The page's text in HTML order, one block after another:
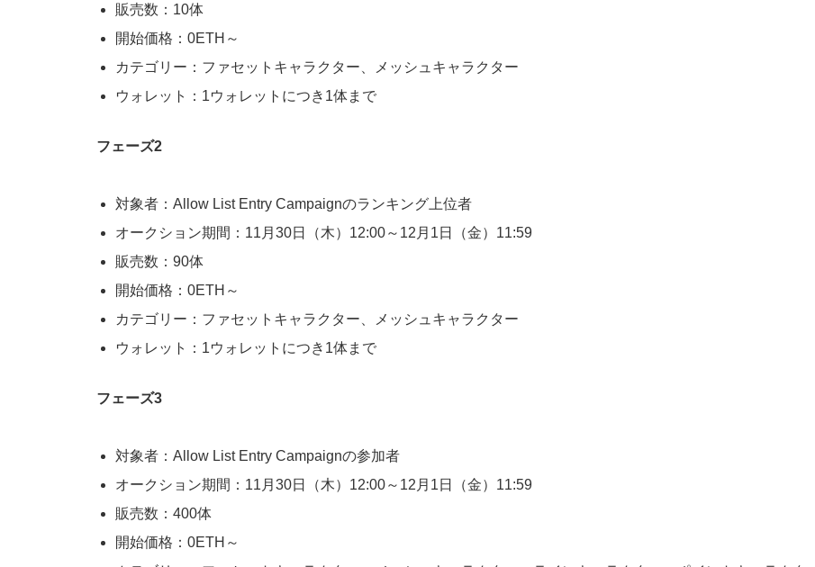
販売数：10体
開始価格：0ETH～
カテゴリー：ファセットキャラクター、メッシュキャラクター
ウォレット：1ウォレットにつき1体まで
フェーズ2
対象者：Allow List Entry Campaignのランキング上位者
オークション期間：11月30日（木）12:00～12月1日（金）11:59
販売数：90体
開始価格：0ETH～
カテゴリー：ファセットキャラクター、メッシュキャラクター
ウォレット：1ウォレットにつき1体まで
フェーズ3
対象者：Allow List Entry Campaignの参加者
オークション期間：11月30日（木）12:00～12月1日（金）11:59
販売数：400体
開始価格：0ETH～